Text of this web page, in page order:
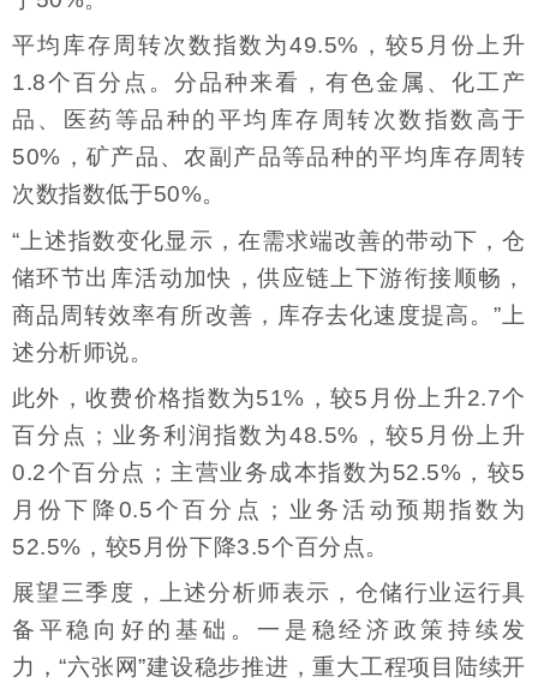
平均库存周转次数指数为49.5%，较5月份上升
1.8个百分点。分品种来看，有色金属、化工产
品、医药等品种的平均库存周转次数指数高于
50%，矿产品、农副产品等品种的平均库存周转
次数指数低于50%。
“上述指数变化显示，在需求端改善的带动下，仓
储环节出库活动加快，供应链上下游衔接顺畅，
商品周转效率有所改善，库存去化速度提高。”上
述分析师说。
此外，收费价格指数为51%，较5月份上升2.7个
百分点；业务利润指数为48.5%，较5月份上升
0.2个百分点；主营业务成本指数为52.5%，较5
月份下降0.5个百分点；业务活动预期指数为
52.5%，较5月份下降3.5个百分点。
展望三季度，上述分析师表示，仓储行业运行具
备平稳向好的基础。一是稳经济政策持续发
力，“六张网”建设稳步推进，重大工程项目陆续开